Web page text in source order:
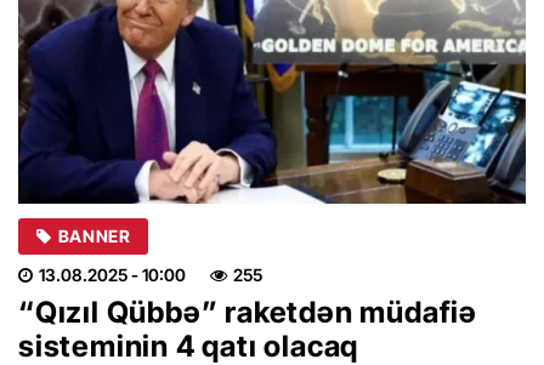
BANNER
13.08.2025- 10:00 255
“Qızıl Qübbə” raketdən müdafiə
sisteminin 4 qatı olacaq